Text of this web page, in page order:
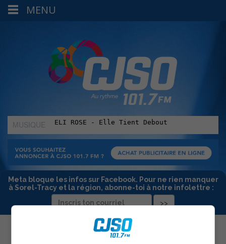
MUSIQUE
:
Meta bloque les infos sur Facebook. Pour ne rien manquer
à Sorel-Tracy et la région, abonne-toi à notre infolettre :
MENU